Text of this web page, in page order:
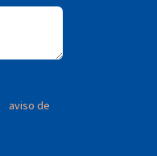
aviso de